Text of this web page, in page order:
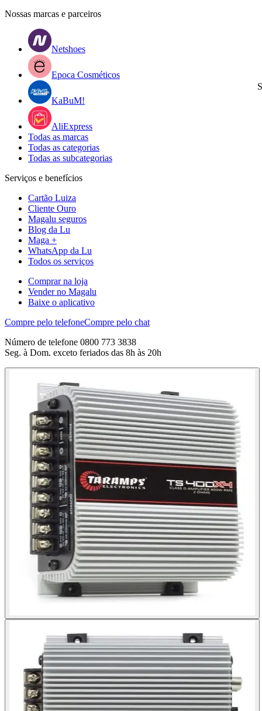
Nossas marcas e parceiros
Netshoes
Epoca Cosméticos
KaBuM!
AliExpress
Todas as marcas
Todas as categorias
Todas as subcategorias
Serviços e benefícios
Cartão Luiza
Cliente Ouro
Magalu seguros
Blog da Lu
Maga +
WhatsApp da Lu
Todos os serviços
Comprar na loja
Vender no Magalu
Baixe o aplicativo
Compre pelo telefoneCompre pelo chat
Número de telefone 0800 773 3838
Seg. à Dom. exceto feriados das 8h às 20h